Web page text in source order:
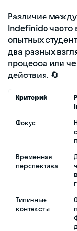
Различие
Indefinido часто
опытных
два разных
процесса или
действия. 🔄
Критерий
Фокус
Временная
перспектива
Типичные
контексты